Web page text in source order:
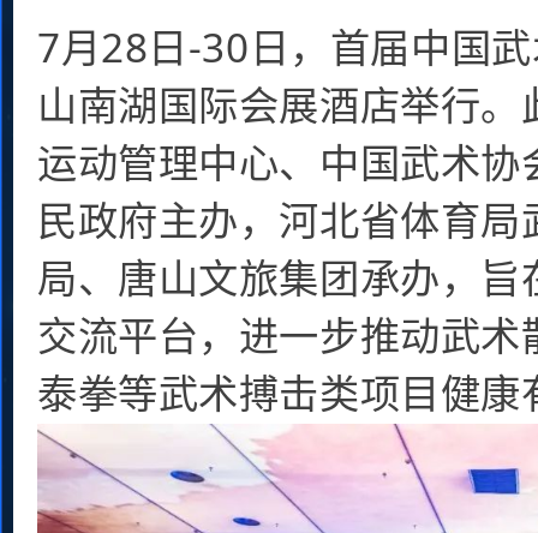
7月28日-30日，首届中国
山南湖国际会展酒店举行
运动管理中心、中国武术
民政府主办，河北省体育
局、唐山文旅集团承办，
交流平台，进一步推动武
泰拳等武术搏击类项目健